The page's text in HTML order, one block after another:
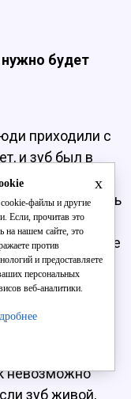
будет
приходили с
и зуб был в
от
как поставить
10 лет он,
здоровом зубе
воздействий.
кариес
невозможно
зуб живой,
x
файлы и другие
Если, прочитав это
на нашем сайте, это
против
и предоставляете
персональных
веб-аналитики.